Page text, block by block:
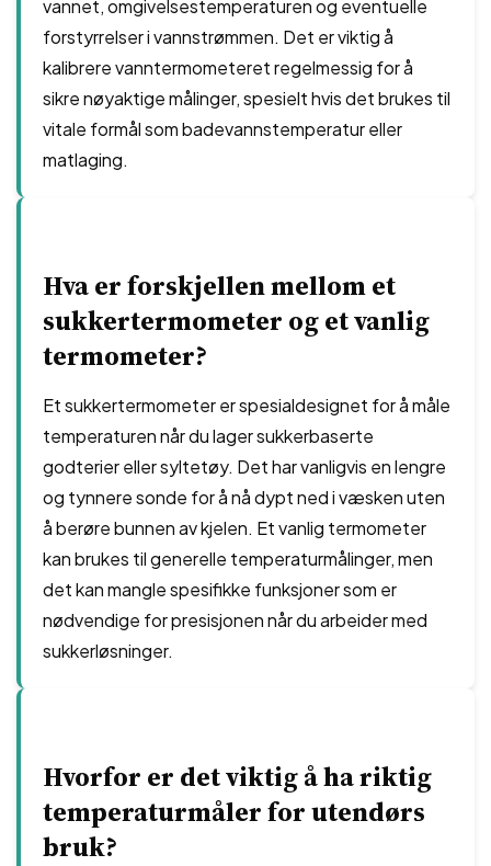
vannet, omgivelsestemperaturen og eventuelle
forstyrrelser i vannstrømmen. Det er viktig å
kalibrere vanntermometeret regelmessig for å
sikre nøyaktige målinger, spesielt hvis det brukes til
vitale formål som badevannstemperatur eller
matlaging.
Hva er forskjellen mellom et
sukkertermometer og et vanlig
termometer?
Et sukkertermometer er spesialdesignet for å måle
temperaturen når du lager sukkerbaserte
godterier eller syltetøy. Det har vanligvis en lengre
og tynnere sonde for å nå dypt ned i væsken uten
å berøre bunnen av kjelen. Et vanlig termometer
kan brukes til generelle temperaturmålinger, men
det kan mangle spesifikke funksjoner som er
nødvendige for presisjonen når du arbeider med
sukkerløsninger.
Hvorfor er det viktig å ha riktig
temperaturmåler for utendørs
bruk?